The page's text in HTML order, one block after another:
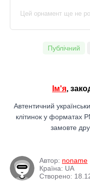
Цей орнамент ще не
Публічний
Ім'я,
Автентичний
клітинок у форматах
замовте
Автор: noname
Країна: UA
Створено: